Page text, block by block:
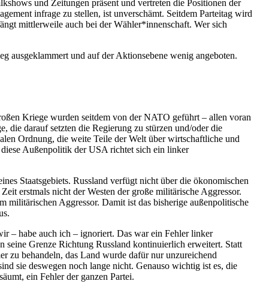
und Zeitungen präsent und vertreten die Positionen der
infrage zu stellen, ist unverschämt. Seitdem Parteitag wird
mittlerweile auch bei der Wähler*innenschaft. Wer sich
ausgeklammert und auf der Aktionsebene wenig angeboten.
Kriege wurden seitdem von der NATO geführt – allen voran
die darauf setzten die Regierung zu stürzen und/oder die
Ordnung, die weite Teile der Welt über wirtschaftliche und
Außenpolitik der USA richtet sich ein linker
Staatsgebiets. Russland verfügt nicht über die ökonomischen
erstmals nicht der Westen der große militärische Aggressor.
Aggressor. Damit ist das bisherige außenpolitische
– habe auch ich – ignoriert. Das war ein Fehler linker
Grenze Richtung Russland kontinuierlich erweitert. Statt
zu behandeln, das Land wurde dafür nur unzureichend
sie deswegen noch lange nicht. Genauso wichtig ist es, die
ein Fehler der ganzen Partei.